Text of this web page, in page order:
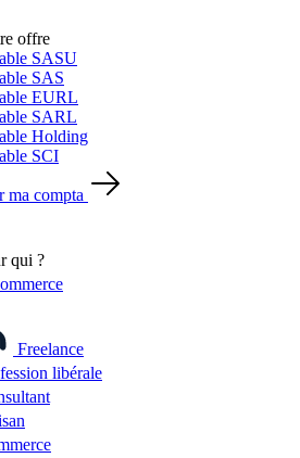
offre
SASU
SAS
EURL
SARL
Holding
SCI
ma compta
qui ?
Freelance
libérale